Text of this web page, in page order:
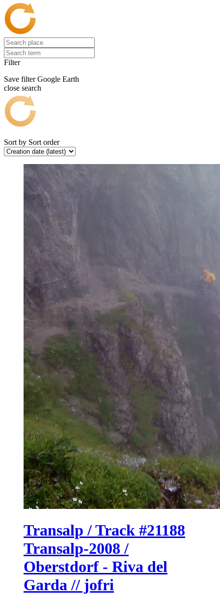
Filter
Save filter Google Earth
close search
Sort by Sort order
Transalp / Track #21188
Transalp-2008 /
Oberstdorf - Riva del
Garda // jofri